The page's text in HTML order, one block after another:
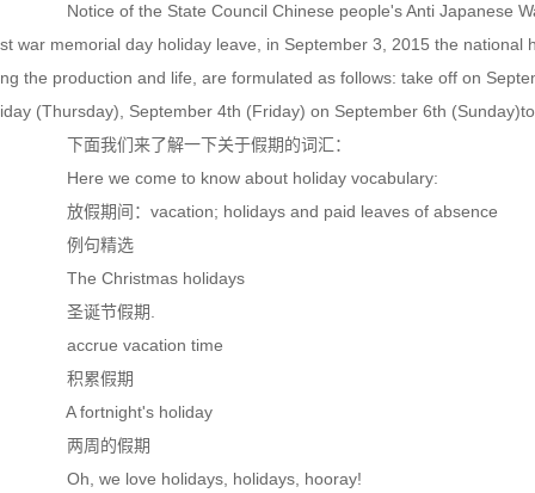
Notice of the State Council Chinese people's Anti Japanese
st war memorial day holiday leave, in September 3, 2015 the
ng the production and life, are formulated as follows: take off on
iday (Thursday), September 4th (Friday) on September 6th
下面我们来了解一下关于假期的词汇：
Here we come to know about holiday vocabulary:
放假期间：vacation; holidays and paid leaves of absence
例句精选
The Christmas holidays
圣诞节假期.
accrue vacation time
积累假期
A fortnight's holiday
两周的假期
Oh, we love holidays, holidays, hooray!